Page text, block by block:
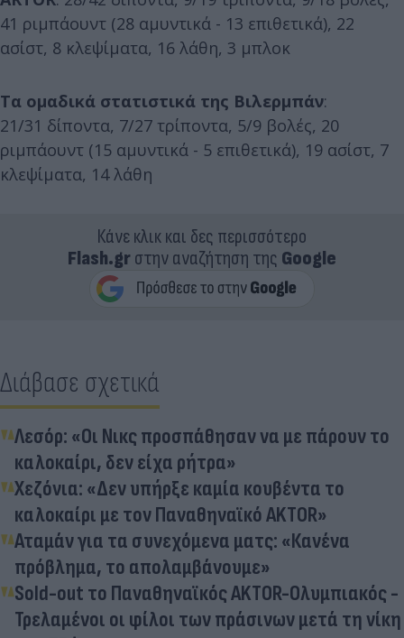
41 ριμπάουντ (28 αμυντικά - 13 επιθετικά), 22
ασίστ, 8 κλεψίματα, 16 λάθη, 3 μπλοκ
Τα ομαδικά στατιστικά της Βιλερμπάν:
21/31 δίποντα, 7/27 τρίποντα, 5/9 βολές, 20
ριμπάουντ (15 αμυντικά - 5 επιθετικά), 19 ασίστ, 7
κλεψίματα, 14 λάθη
Κάνε κλικ και δες περισσότερο
Flash.grστην αναζήτηση της Google
Διάβασε σχετικά
Λεσόρ: «Οι Νικς προσπάθησαν να με πάρουν το
καλοκαίρι, δεν είχα ρήτρα»
Χεζόνια: «Δεν υπήρξε καμία κουβέντα το
καλοκαίρι με τον Παναθηναϊκό AKTOR»
Αταμάν για τα συνεχόμενα ματς: «Κανένα
πρόβλημα, το απολαμβάνουμε»
Sold-out το Παναθηναϊκός AKTOR-Ολυμπιακός -
Τρελαμένοι οι φίλοι των πράσινων μετά τη νίκη